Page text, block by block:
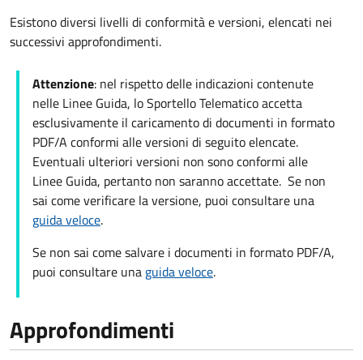
Esistono diversi livelli di conformità e versioni, elencati nei
successivi approfondimenti.
Attenzione: nel rispetto delle indicazioni contenute
nelle Linee Guida, lo Sportello Telematico accetta
esclusivamente il caricamento di documenti in formato
PDF/A conformi alle versioni di seguito elencate.
Eventuali ulteriori versioni non sono conformi alle
Linee Guida, pertanto non saranno accettate. Se non
sai come verificare la versione, puoi consultare una
guida veloce.
Se non sai come salvare i documenti in formato PDF/A,
puoi consultare una guida veloce.
Approfondimenti